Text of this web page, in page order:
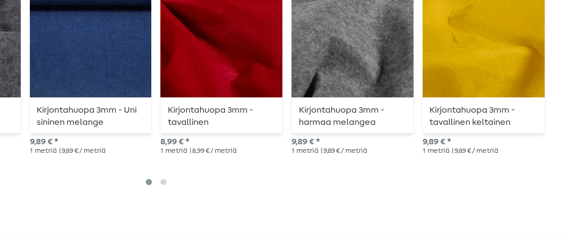
Kirjontahuopa 3mm - Uni
sininen melange
9,89 € *
1 metriä | 9,89 € / metriä
Kirjontahuopa 3mm -
tavallinen
tomaatinpunainen
8,99 € *
1 metriä | 8,99 € / metriä
Kirjontahuopa 3mm -
harmaa melangea
9,89 € *
1 metriä | 9,89 € / metriä
Kirjontahuopa 3mm -
tavallinen keltainen
9,89 € *
1 metriä | 9,89 € / metriä